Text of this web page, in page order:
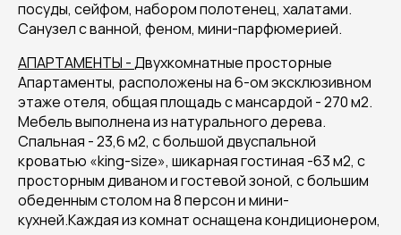
посуды, сейфом, набором полотенец, халатами.
Санузел с ванной, феном, мини-парфюмерией.
АПАРТАМЕНТЫ -Двухкомнатные просторные
Апартаменты, расположены на 6-ом эксклюзивном
этаже отеля, общая площадь с мансардой - 270 м2.
Мебель выполнена из натурального дерева.
Спальная - 23,6 м2, с большой двуспальной
кроватью «king-size», шикарная гостиная -63 м2, с
просторным диваном и гостевой зоной, с большим
обеденным столом на 8 персон и мини-
кухней.Каждая из комнат оснащена кондиционером,